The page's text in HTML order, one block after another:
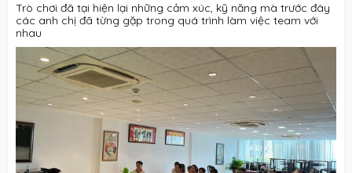
Trò chơi đã tại hiện lại những cảm xúc, kỹ năng mà trước đây
các anh chị đã từng gặp trong quá trình làm việc team với
nhau